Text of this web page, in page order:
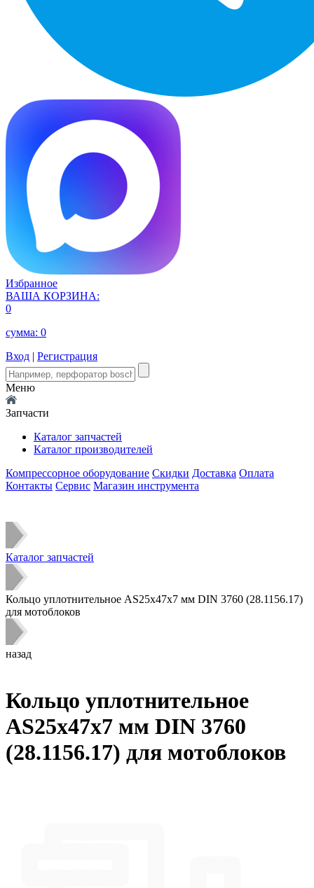
Избранное
ВАША КОРЗИНА:
0
сумма: 0
Вход | Регистрация
Меню
Запчасти
Каталог запчастей
Каталог производителей
Компрессорное оборудование Скидки Доставка Оплата
Контакты Сервис Магазин инструмента
Каталог запчастей
Кольцо уплотнительное AS25х47х7 мм DIN 3760 (28.1156.17)
для мотоблоков
назад
Кольцо уплотнительное
AS25х47х7 мм DIN 3760
(28.1156.17) для мотоблоков